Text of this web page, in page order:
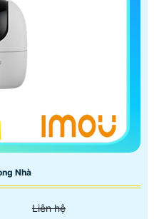
Nhà
Liên hệ